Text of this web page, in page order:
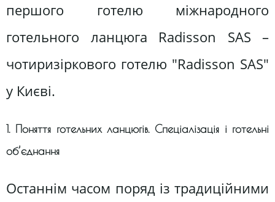
першого готелю міжнародного
готельного ланцюга Radisson SAS –
чотиризіркового готелю "Radisson SAS"
у Києві.
1. Поняття готельних ланцюгів. Спеціалізація і готельні
об’єднання
Останнім часом поряд із традиційними